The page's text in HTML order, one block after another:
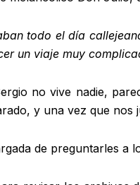
todo el día
un viaje muy
no vive nadie,
y una vez que
de preguntarles a